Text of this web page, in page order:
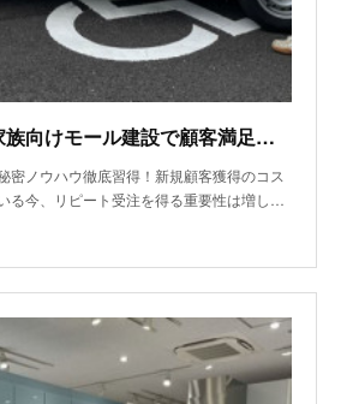
アフター強化と家族向けモール建設で顧客満足度のアップと囲い込みへ
密ノウハウ徹底習得！新規顧客獲得のコス
る今、リピート受注を得る重要性は増し…